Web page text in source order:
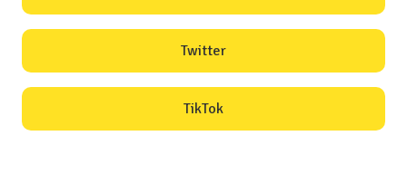
Twitter
TikTok